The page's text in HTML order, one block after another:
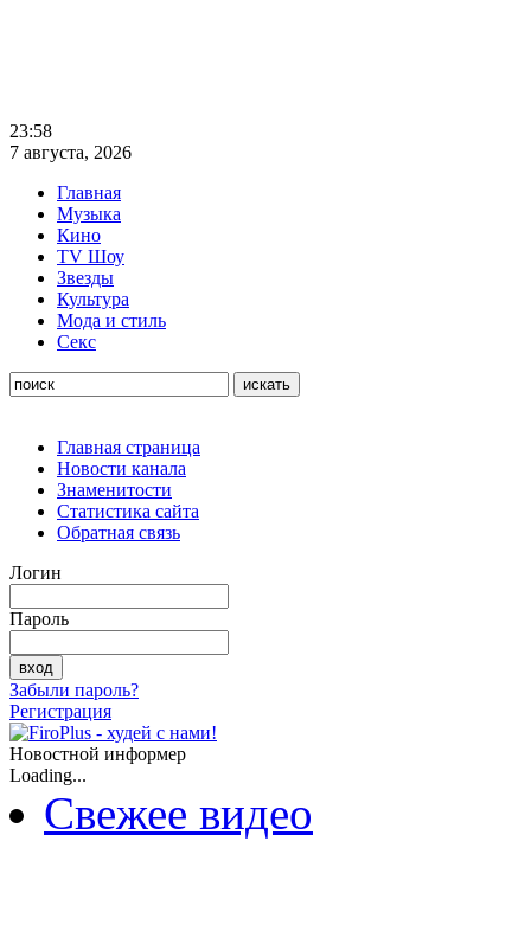
23:58
7 августа, 2026
Главная
Музыка
Кино
TV Шоу
Звезды
Культура
Мода и стиль
Секс
Главная страница
Новости канала
Знаменитости
Статистика сайта
Обратная связь
Логин
Пароль
Забыли пароль?
Регистрация
Новостной информер
Loading...
Свежее видео